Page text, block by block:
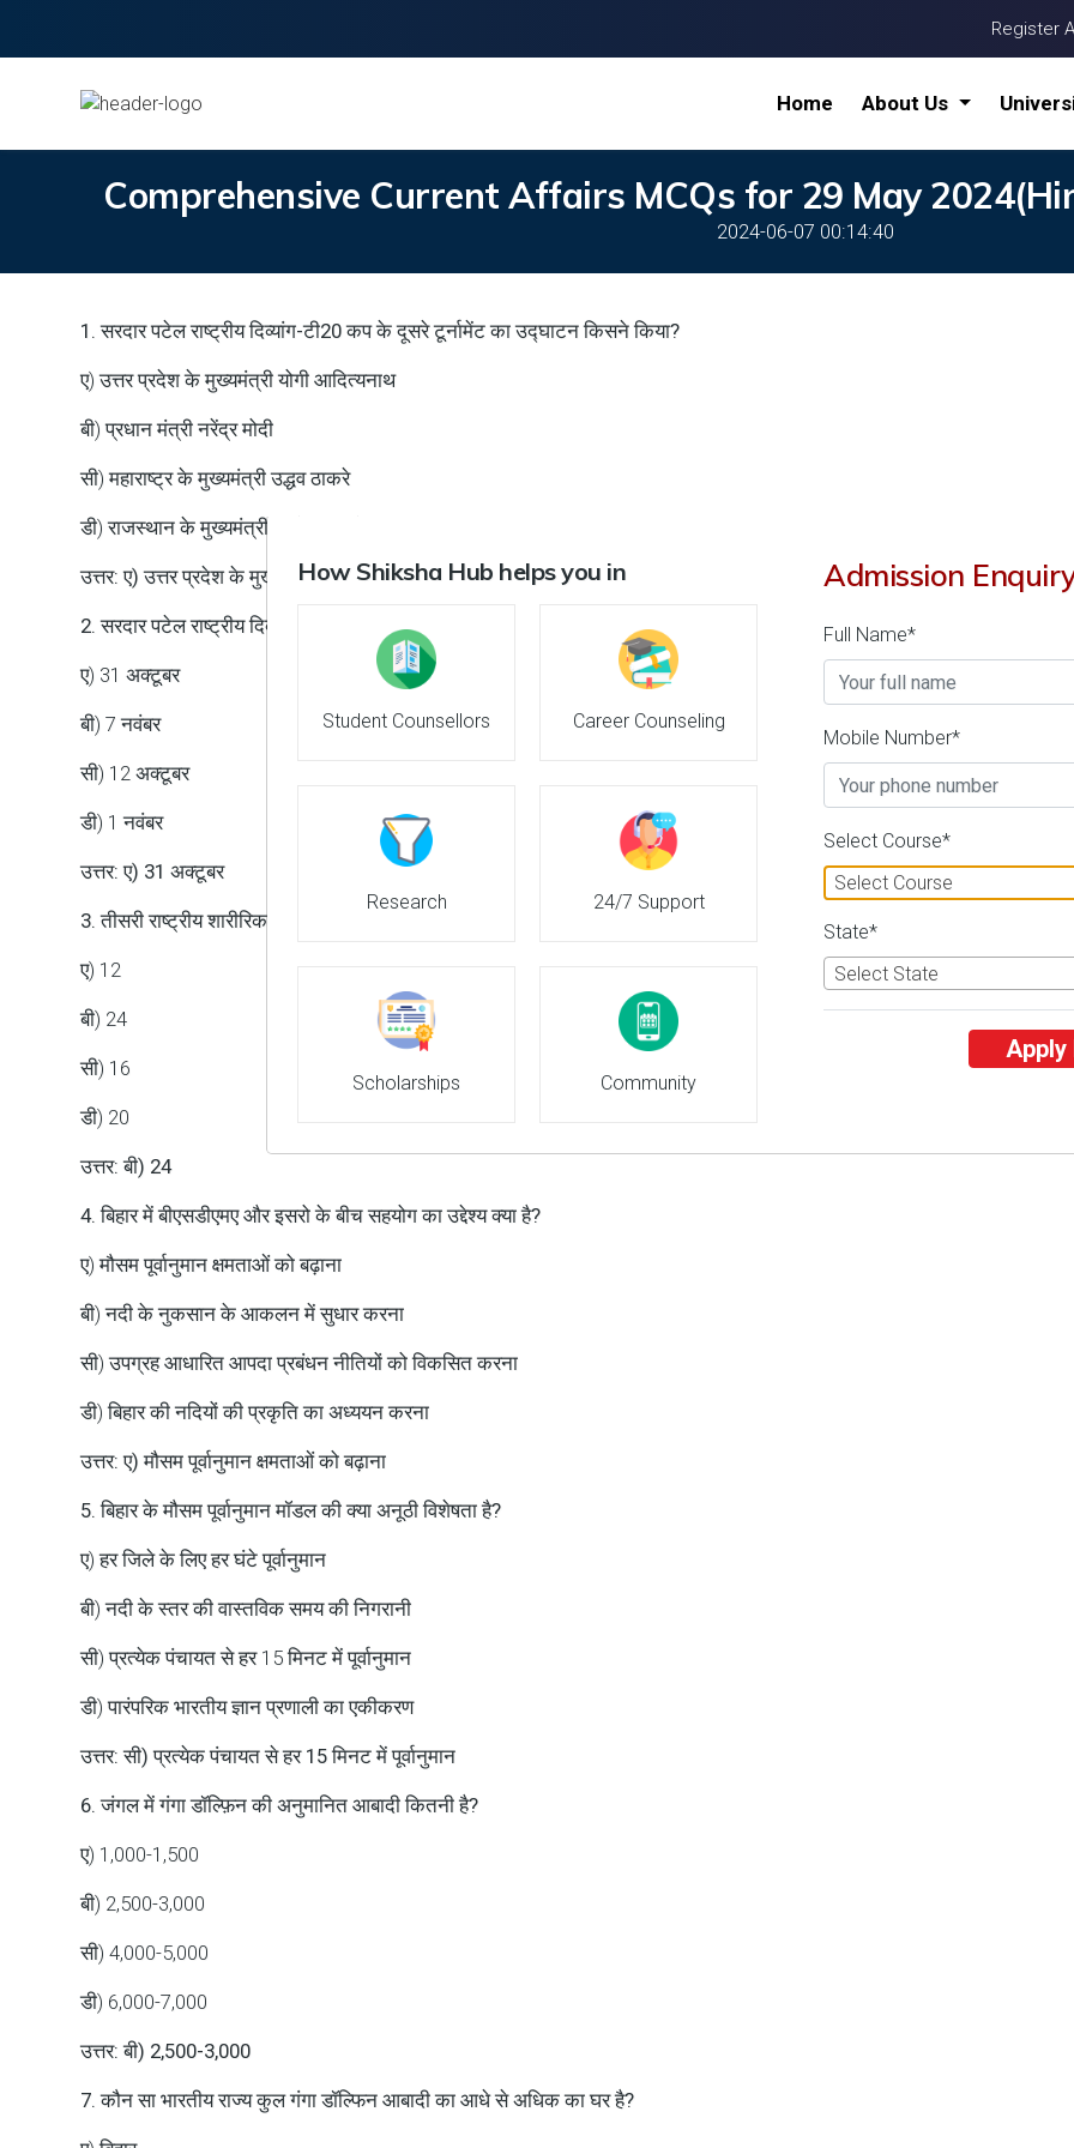
Register
Home About Us
Comprehensive Current Affairs MCQs for 29 May
2024-06-07 00:14:40
1. सरदार पटेल राष्ट्रीय दिव्यांग-टी20 कप के दूसरे टूर्नामेंट का उद्घाटन किसने किया?
ए) उत्तर प्रदेश के मुख्यमंत्री योगी आदित्यनाथ
बी) प्रधान मंत्री नरेंद्र मोदी
सी) महाराष्ट्र के मुख्यमंत्री उद्धव ठाकरे
डी) राजस्थान के मुख्यमंत्री अशोक गहलोत
उत्तर: ए) उत्तर प्रदेश के मुख्यमंत्री योगी आदित्यनाथ
2. सरदार पटेल राष्ट्रीय दिव्यांग टी20 कप कब शुरू हुआ?
ए) 31 अक्टूबर
बी) 7 नवंबर
सी) 12 अक्टूबर
डी) 1 नवंबर
उत्तर: ए) 31 अक्टूबर
3. तीसरी राष्ट्रीय शारीरिक विकलांगता टी20 क्रिकेट चैम्पियनशिप में कितने राज्य की टीमों ने भाग लिया?
ए) 12
बी) 24
सी) 16
डी) 20
उत्तर: बी) 24
4. बिहार में बीएसडीएमए और इसरो के बीच सहयोग का उद्देश्य क्या है?
ए) मौसम पूर्वानुमान क्षमताओं को बढ़ाना
बी) नदी के नुकसान के आकलन में सुधार करना
सी) उपग्रह आधारित आपदा प्रबंधन नीतियों को विकसित करना
डी) बिहार की नदियों की प्रकृति का अध्ययन करना
उत्तर: ए) मौसम पूर्वानुमान क्षमताओं को बढ़ाना
5. बिहार के मौसम पूर्वानुमान मॉडल की क्या अनूठी विशेषता है?
ए) हर जिले के लिए हर घंटे पूर्वानुमान
बी) नदी के स्तर की वास्तविक समय की निगरानी
सी) प्रत्येक पंचायत से हर 15 मिनट में पूर्वानुमान
डी) पारंपरिक भारतीय ज्ञान प्रणाली का एकीकरण
उत्तर: सी) प्रत्येक पंचायत से हर 15 मिनट में पूर्वानुमान
6. जंगल में गंगा डॉल्फ़िन की अनुमानित आबादी कितनी है?
ए) 1,000-1,500
बी) 2,500-3,000
सी) 4,000-5,000
डी) 6,000-7,000
उत्तर: बी) 2,500-3,000
7. कौन सा भारतीय राज्य कुल गंगा डॉल्फिन आबादी का आधे से अधिक का घर है?
How Shiksha Hub helps you in
Student Counsellors Career Counseling
Research 24/7 Support
Scholarships Community
Admission
Full Name*
Mobile Number*
Select Course*
Select Course
State*
Select State
Apply